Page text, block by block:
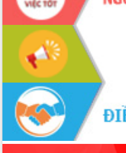
niệm 101 năm Ngày Báo chí Cách
mạng Việt Nam
Đắk Lắk sơ kết 4 năm triển khai thực
hiện Đề án 06 của Chính phủ
Họp báo thông tin về Hội nghị Công bố
Quy hoạch và Xúc tiến đầu tư tỉnh Đắk
Khơi thông điểm nghẽn, đẩy nhanh
giải ngân vốn khắc phục thiên tai
HĐND tỉnh thông qua điều chỉnh Quy
hoạch tỉnh thời kỳ 2021-2030